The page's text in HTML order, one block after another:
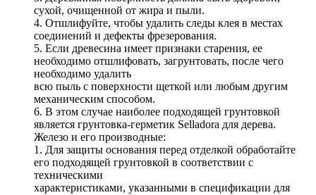
сухой, очищенной от жира и пыли.
4. Отшлифуйте, чтобы удалить следы клея в местах
соединений и дефекты фрезерования.
5. Если древесина имеет признаки старения, ее
необходимо отшлифовать, загрунтовать, после чего
необходимо удалить
всю пыль с поверхности щеткой или любым другим
механическим способом.
6. В этом случае наиболее подходящей грунтовкой
является грунтовка-герметик Selladora для дерева.
Железо и его производные:
1. Для защиты основания перед отделкой обработайте
его подходящей грунтовкой в соответствии с
техническими
характеристиками, указанными в спецификации для